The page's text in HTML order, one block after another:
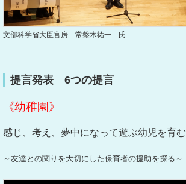
文部科学省大臣官房 常盤木祐一 氏
提言発表 6つの提言
《幼稚園》
感じ、考え、夢中になって遊ぶ幼児を育む
～友達との関りを大切にした保育者の援助を探る～